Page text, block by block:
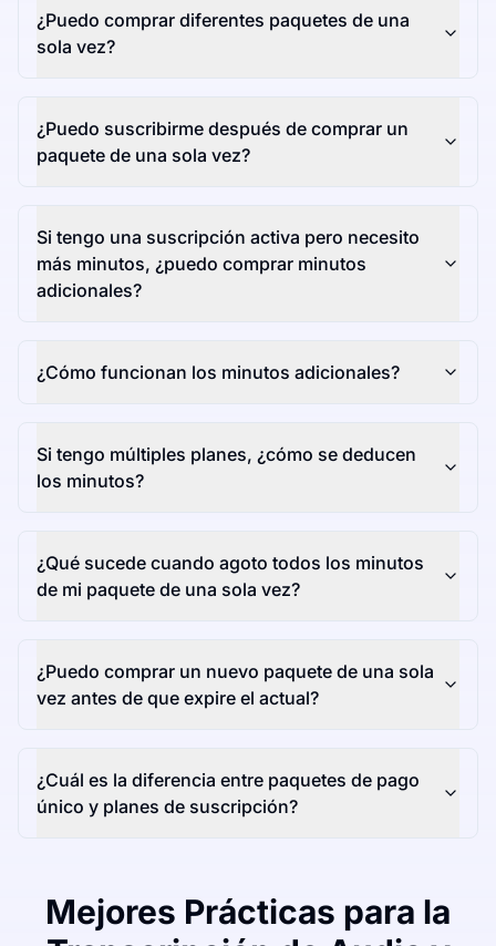
¿Puedo comprar diferentes paquetes de una
sola vez?
¿Puedo suscribirme después de comprar un
paquete de una sola vez?
Si tengo una suscripción activa pero necesito
más minutos, ¿puedo comprar minutos
adicionales?
¿Cómo funcionan los minutos adicionales?
Si tengo múltiples planes, ¿cómo se deducen
los minutos?
¿Qué sucede cuando agoto todos los minutos
de mi paquete de una sola vez?
¿Puedo comprar un nuevo paquete de una sola
vez antes de que expire el actual?
¿Cuál es la diferencia entre paquetes de pago
único y planes de suscripción?
Mejores Prácticas para la